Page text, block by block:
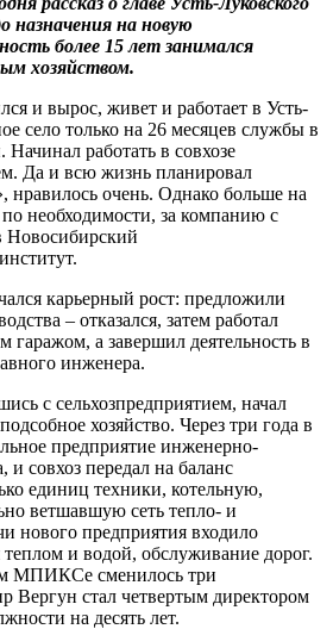
назначения на новую
более 15 лет занимался
хозяйством.
и вырос, живет и работает в Усть-
село только на 26 месяцев службы в
работать в совхозе
Да и всю жизнь планировал
нравилось очень. Однако больше на
необходимости, за компанию с
Новосибирский
карьерный рост: предложили
– отказался, затем работал
а завершил деятельность в
инженера.
с сельхозпредприятием, начал
хозяйство. Через три года в
предприятие инженерно-
и совхоз передал на баланс
единиц техники, котельную,
ветшавшую сеть тепло- и
нового предприятия входило
теплом и водой, обслуживание дорог.
МПИКСе сменилось три
Вергун стал четвертым директором
на десять лет.